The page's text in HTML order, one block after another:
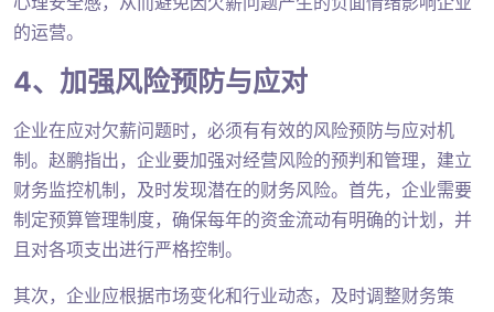
的运营。
4、加强风险预防与应对
企业在应对欠薪问题时，必须有有效的风险预防与应对机
制。赵鹏指出，企业要加强对经营风险的预判和管理，建立
财务监控机制，及时发现潜在的财务风险。首先，企业需要
制定预算管理制度，确保每年的资金流动有明确的计划，并
且对各项支出进行严格控制。
其次，企业应根据市场变化和行业动态，及时调整财务策